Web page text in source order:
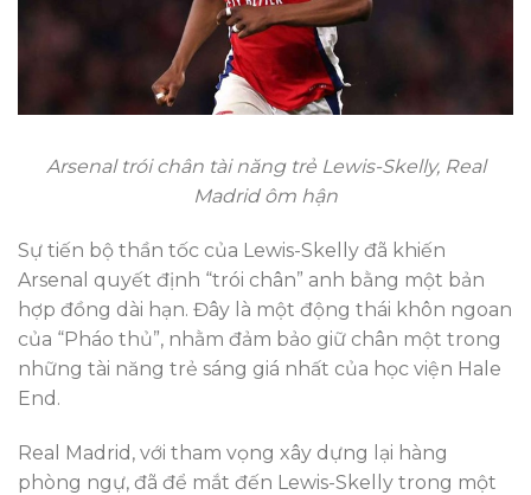
Arsenal trói chân tài năng trẻ Lewis-Skelly, Real
Madrid ôm hận
Sự tiến bộ thần tốc của Lewis-Skelly đã khiến
Arsenal quyết định “trói chân” anh bằng một bản
hợp đồng dài hạn. Đây là một động thái khôn ngoan
của “Pháo thủ”, nhằm đảm bảo giữ chân một trong
những tài năng trẻ sáng giá nhất của học viện Hale
End.
Real Madrid, với tham vọng xây dựng lại hàng
phòng ngự, đã để mắt đến Lewis-Skelly trong một